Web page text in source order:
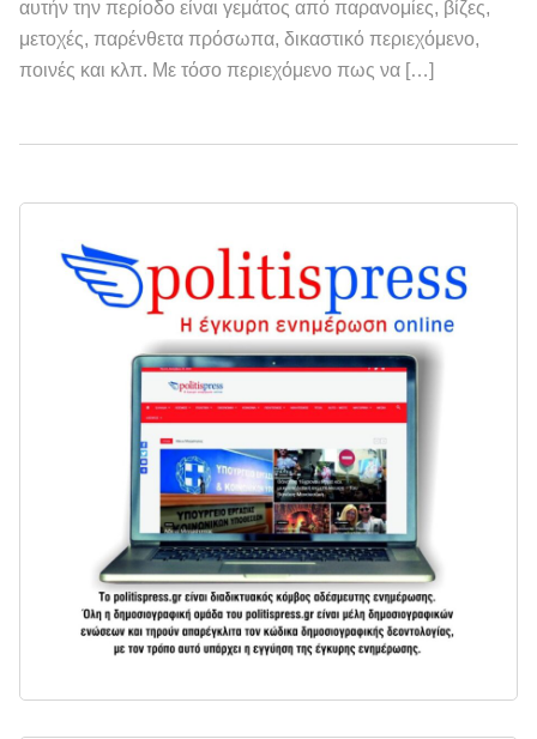
αυτήν την περίοδο είναι γεμάτος από παρανομίες, βίζες,
μετοχές, παρένθετα πρόσωπα, δικαστικό περιεχόμενο,
ποινές και κλπ. Με τόσο περιεχόμενο πως να […]